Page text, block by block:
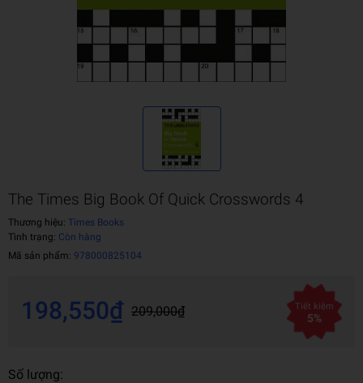
The Times Big Book Of Quick Crosswords 4
Thương hiệu: Times Books
Tình trạng: Còn hàng
Mã sản phẩm: 978000825104
198,550₫ 209,000₫ Tiết kiệm
5%
Số lượng: